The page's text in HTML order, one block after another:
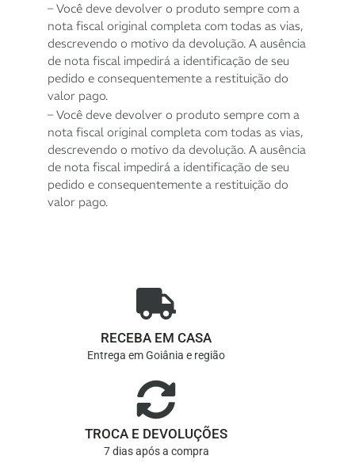
– Você deve devolver o produto sempre com a
nota fiscal original completa com todas as vias,
descrevendo o motivo da devolução. A ausência
de nota fiscal impedirá a identificação de seu
pedido e consequentemente a restituição do
valor pago.
– Você deve devolver o produto sempre com a
nota fiscal original completa com todas as vias,
descrevendo o motivo da devolução. A ausência
de nota fiscal impedirá a identificação de seu
pedido e consequentemente a restituição do
valor pago.
RECEBA EM CASA
Entrega em Goiânia e região
TROCA E DEVOLUÇÕES
7 dias após a compra